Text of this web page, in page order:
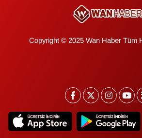
Copyright © 2025 Wan Haber Tüm